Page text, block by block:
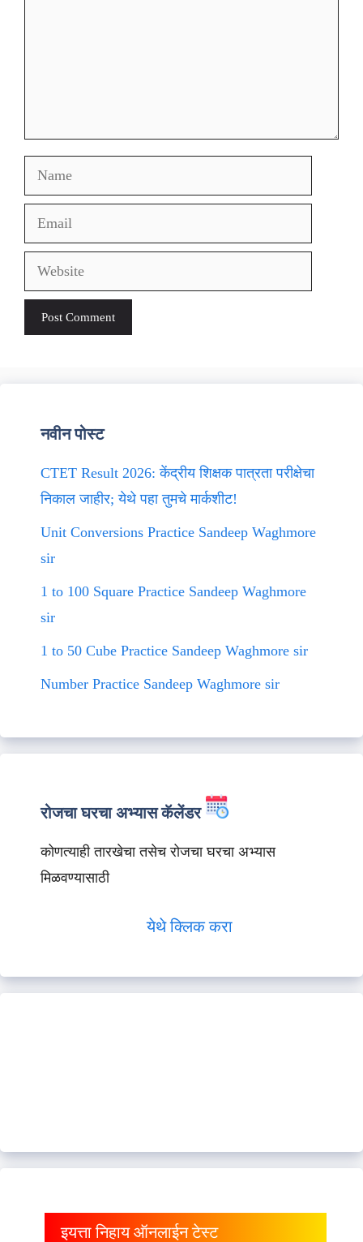
Name
Email
Website
नवीन पोस्ट
CTET Result 2026: केंद्रीय शिक्षक पात्रता परीक्षेचा
निकाल जाहीर; येथे पहा तुमचे मार्कशीट!
Unit Conversions Practice Sandeep Waghmore
sir
1 to 100 Square Practice Sandeep Waghmore
sir
1 to 50 Cube Practice Sandeep Waghmore sir
Number Practice Sandeep Waghmore sir
रोजचा घरचा अभ्यास कॅलेंडर
कोणत्याही तारखेचा तसेच रोजचा घरचा अभ्यास
मिळवण्यासाठी
येथे क्लिक करा
इयत्ता निहाय ऑनलाईन टेस्ट